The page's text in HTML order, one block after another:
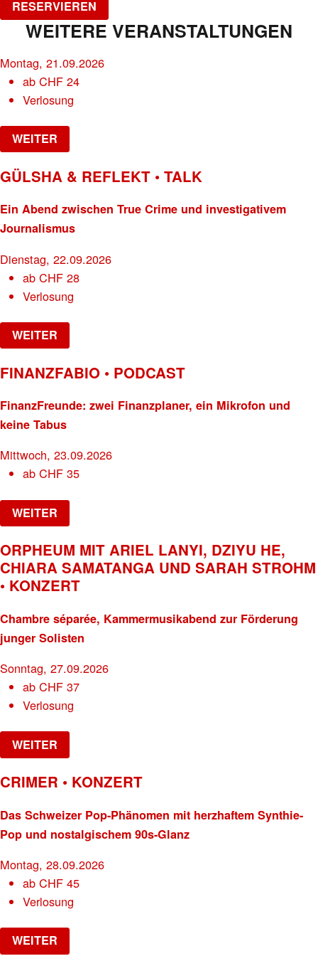
RESERVIEREN
WEITERE VERANSTALTUNGEN
Montag, 21.09.2026
abCHF 24
Verlosung
WEITER
GÜLSHA & REFLEKT • TALK
Ein Abend zwischen True Crime und investigativem
Journalismus
Dienstag, 22.09.2026
abCHF 28
Verlosung
WEITER
FINANZFABIO • PODCAST
FinanzFreunde: zwei Finanzplaner, ein Mikrofon und
keine Tabus
Mittwoch, 23.09.2026
abCHF 35
WEITER
ORPHEUM MIT ARIEL LANYI, DZIYU HE,
CHIARA SAMATANGA UND SARAH STROHM
• KONZERT
Chambre séparée, Kammermusikabend zur Förderung
junger Solisten
Sonntag, 27.09.2026
abCHF 37
Verlosung
WEITER
CRIMER • KONZERT
Das Schweizer Pop-Phänomen mit herzhaftem Synthie-
Pop und nostalgischem 90s-Glanz
Montag, 28.09.2026
abCHF 45
Verlosung
WEITER